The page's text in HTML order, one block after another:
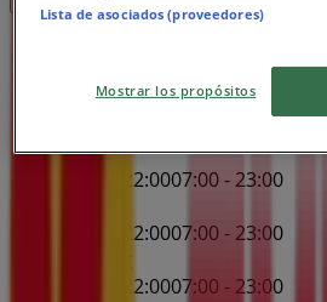
Mandag
Tirsdag
07:00 - 22:0007:00 - 23:00
07:00 - 22:0007:00 - 23:00
07:00 - 22:0007:00 - 23:00
Lista de asociados (proveedores)
Mostrar los propósitos